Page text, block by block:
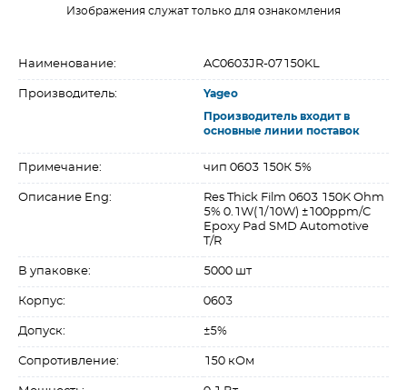
Изображения служат только для ознакомления
Наименование: AC0603JR-07150KL
Производитель: Yageo
Производитель входит в
основные линии поставок
Примечание: чип 0603 150К 5%
Описание Eng:
Res Thick Film 0603 150K Ohm
5% 0.1W(1/10W) ±100ppm/C
Epoxy Pad SMD Automotive
T/R
В упаковке: 5000 шт
Корпус: 0603
Допуск: ±5%
Сопротивление: 150 кОм